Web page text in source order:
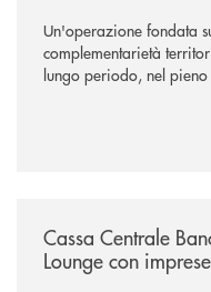
Un'operazione fondata
complementarietà
lungo periodo, nel
negoziazione
Cassa Centrale
Lounge con